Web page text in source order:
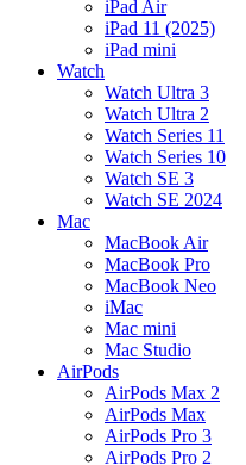
iPad Air
iPad 11 (2025)
iPad mini
Watch
Watch Ultra 3
Watch Ultra 2
Watch Series 11
Watch Series 10
Watch SE 3
Watch SE 2024
Mac
MacBook Air
MacBook Pro
MacBook Neo
iMac
Mac mini
Mac Studio
AirPods
AirPods Max 2
AirPods Max
AirPods Pro 3
AirPods Pro 2